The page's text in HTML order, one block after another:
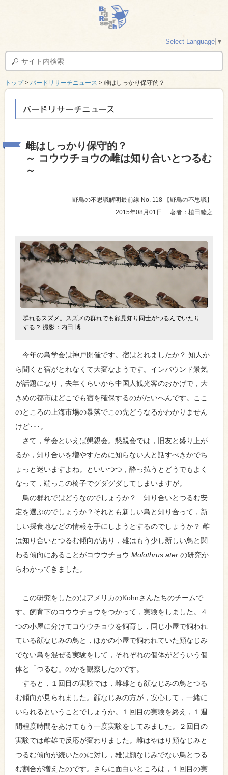
トップ> バードリサーチニュース > 雌はしっかり保守的？
雌はしっかり保守的？
～ コウウチョウの雌は知り合いとつるむ
～
野鳥の不思議解明最前線 No. 118
【野鳥の不思議】
2015年08月01日
著者：植田睦之
群れるスズメ。スズメの群れでも顔見知り同士がつるんでいたり
する？ 撮影：内田 博
今年の鳥学会は神戸開催です。宿はとれましたか？ 知人か
ら聞くと宿がとれなくて大変なようです。インバウンド景気
が話題になり，去年くらいから中国人観光客のおかげで，大
きめの都市はどこでも宿を確保するのがたいへんです。ここ
のところの上海市場の暴落でこの先どうなるかわかりません
けど･･･。
さて，学会といえば懇親会。懇親会では，旧友と盛り上が
るか，知り合いを増やすために知らない人と話すべきかでち
ょっと迷いますよね。といいつつ，酔っ払うとどうでもよく
なって，端っこの椅子でグダグダしてしまいますが。
鳥の群れではどうなのでしょうか？ 知り合いとつるむ安
定を選ぶのでしょうか？それとも新しい鳥と知り合って，新
しい採食地などの情報を手にしようとするのでしょうか？ 雌
は知り合いとつるむ傾向があり，雄はもう少し新しい鳥と関
わる傾向にあることがコウウチョウ Molothrus ater の研究か
らわかってきました。
この研究をしたのはアメリカのKohnさんたちのチームで
す。飼育下のコウウチョウをつかって，実験をしました。４
つの小屋に分けてコウウチョウを飼育し，同じ小屋で飼われ
ている顔なじみの鳥と，ほかの小屋で飼われていた顔なじみ
でない鳥を混ぜる実験をして，それぞれの個体がどういう個
体と「つるむ」のかを観察したのです。
すると，１回目の実験では，雌雄とも顔なじみの鳥とつる
む傾向が見られました。顔なじみの方が，安心して，一緒に
いられるということでしょうか。１回目の実験を終え，１週
間程度時間をあけてもう一度実験をしてみました。２回目の
実験では雌雄で反応が変わりました。雌はやはり顔なじみと
つるむ傾向が続いたのに対し，雄は顔なじみでない鳥とつる
む割合が増えたのです。さらに面白いところは，１回目の実
Select Language ▼